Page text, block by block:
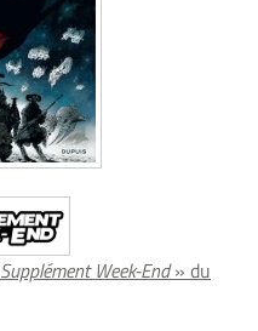
Supplément Week-End» du